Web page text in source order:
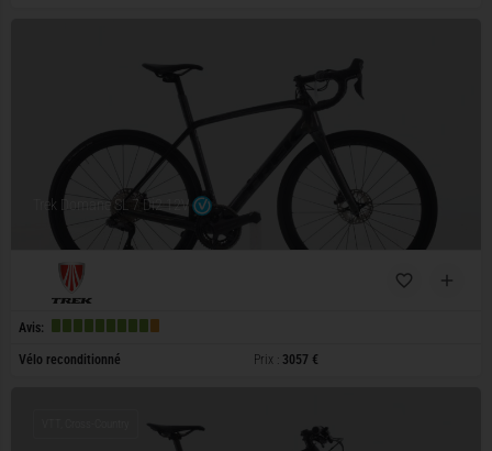
Trek Domane SL 7 Di2 12V
Avis:
Vélo reconditionné Prix : 3057 €